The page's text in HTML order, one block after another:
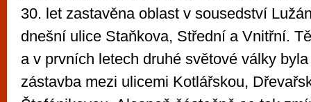
30. let zastavěna oblast v sousedství
dnešní ulice Staňkova, Střední a Vnitřní.
a v prvních letech druhé světové války
zástavba mezi ulicemi Kotlářskou,